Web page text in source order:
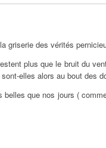
griserie des vérités
plus que le bruit du
elles alors au bout des
que nos jours (